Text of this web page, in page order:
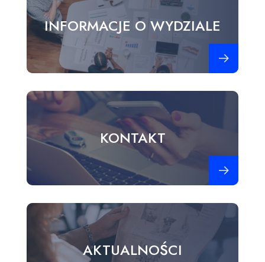
INFORMACJE O WYDZIALE
KONTAKT
AKTUALNOŚCI